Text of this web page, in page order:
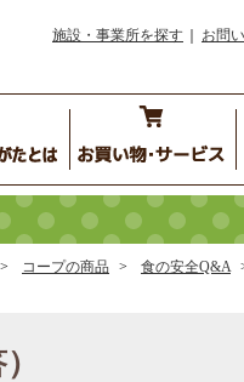
施設・事業所を探す お問
コープの商品 食の安全Q&A